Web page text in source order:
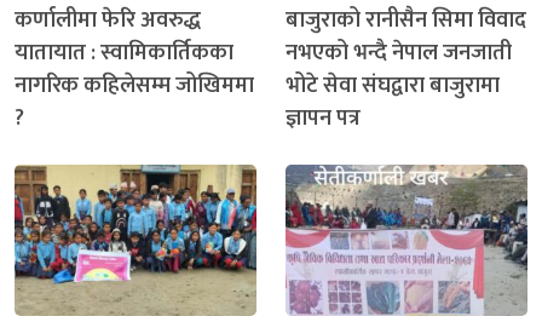
कर्णालीमा फेरि अवरुद्ध
यातायात : स्वामिकार्तिकका
नागरिक कहिलेसम्म जोखिममा
?
बाजुराको रानीसैन सिमा विवाद
नभएको भन्दै नेपाल जनजाती
भोटे सेवा संघद्वारा बाजुरामा
ज्ञापन पत्र